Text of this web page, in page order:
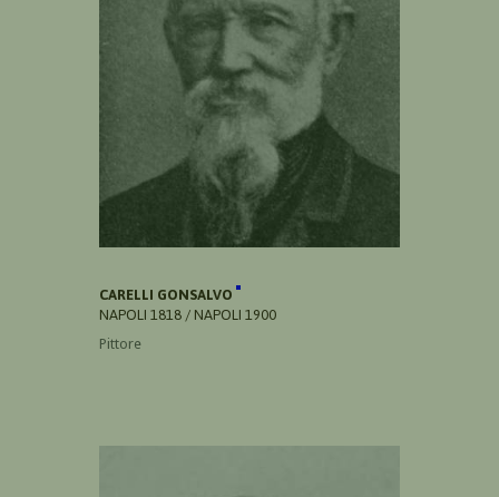
CARELLI GONSALVO
NAPOLI 1818 / NAPOLI 1900
Pittore